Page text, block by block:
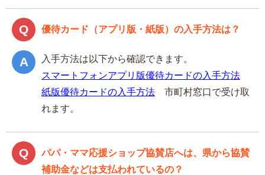
優待カード（アプリ版・紙版）の入手方法は？
入手方法は以下から確認できます。
スマートフォンアプリ版優待カードの入手方法
紙版優待カードの入手方法 市町村窓口で受け取
れます。
パパ・ママ応援ショップ協賛店へは、県から協賛
補助金などは支払われているの？